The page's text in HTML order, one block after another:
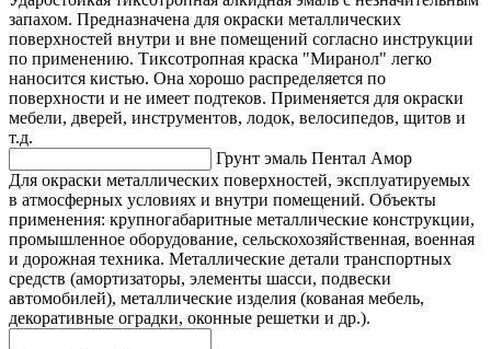
запахом. Предназначена для окраски металлических
поверхностей внутри и вне помещений согласно инструкции
по применению. Тиксотропная краска "Миранол" легко
наносится кистью. Она хорошо распределяется по
поверхности и не имеет подтеков. Применяется для окраски
мебели, дверей, инструментов, лодок, велосипедов, щитов и
т.д.
Грунт эмаль Пентал Амор
Для окраски металлических поверхностей, эксплуатируемых
в атмосферных условиях и внутри помещений. Объекты
применения: крупногабаритные металлические конструкции,
промышленное оборудование, сельскохозяйственная, военная
и дорожная техника. Металлические детали транспортных
средств (амортизаторы, элементы шасси, подвески
автомобилей), металлические изделия (кованая мебель,
декоративные оградки, оконные решетки и др.).